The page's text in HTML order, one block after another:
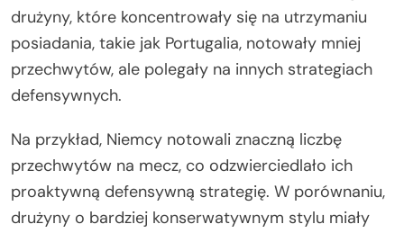
drużyny, które koncentrowały się na utrzymaniu
posiadania, takie jak Portugalia, notowały mniej
przechwytów, ale polegały na innych strategiach
defensywnych.
Na przykład, Niemcy notowali znaczną liczbę
przechwytów na mecz, co odzwierciedlało ich
proaktywną defensywną strategię. W porównaniu,
drużyny o bardziej konserwatywnym stylu miały